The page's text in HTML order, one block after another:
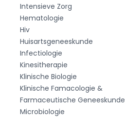
Intensieve Zorg
Hematologie
Hiv
Huisartsgeneeskunde
Infectiologie
Kinesitherapie
Klinische Biologie
Klinische Famacologie &
Farmaceutische Geneeskunde
Microbiologie